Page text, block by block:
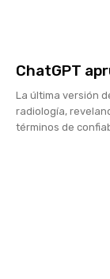
ChatGPT
La última versión
radiología,
términos de